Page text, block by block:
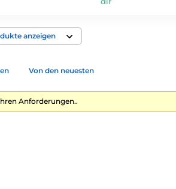
anzeigen
Von den neuesten
Anforderungen..